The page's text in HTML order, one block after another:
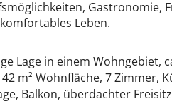
Gastronomie,
Leben.
Lage in einem Wohngebiet,
m² Wohnfläche, 7 Zimmer,
Balkon, überdachter